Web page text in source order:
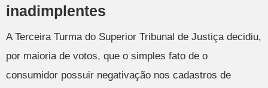
inadimplentes
A Terceira Turma do Superior Tribunal de Justiça decidiu,
por maioria de votos, que o simples fato de o
consumidor possuir negativação nos cadastros de